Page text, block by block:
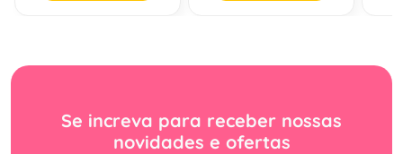
Se increva para receber nossas
novidades e ofertas